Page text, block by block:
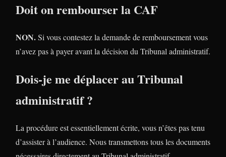
Doit on rembourser la CAF
NON.Si vous contestez la demande de remboursement vous
n’avez pas à payer avant la décision du Tribunal administratif.
Dois-je me déplacer au Tribunal
administratif ?
La procédure est essentiellement écrite, vous n’êtes pas tenu
d’assister à l’audience. Nous transmettons tous les documents